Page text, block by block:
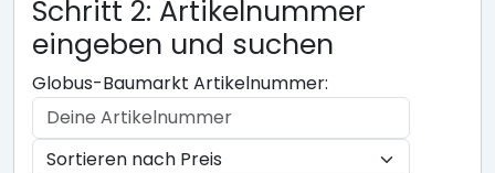
Schritt 2: Artikelnummer
eingeben und suchen
Globus-Baumarkt Artikelnummer: